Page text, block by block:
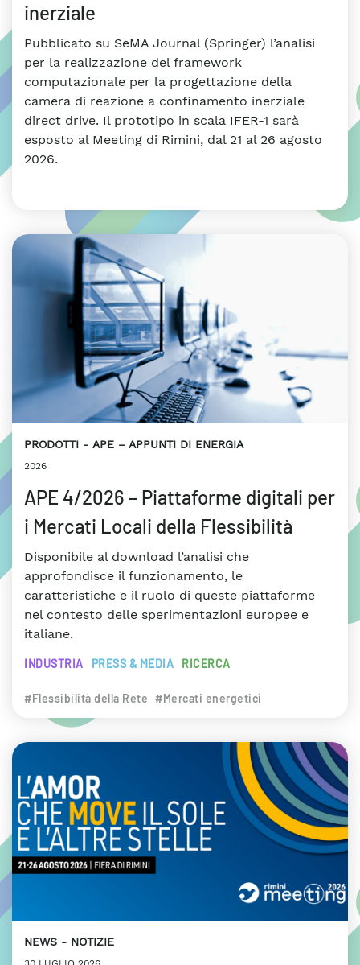
inerziale
Pubblicato su SeMA Journal (Springer) l’analisi
per la realizzazione del framework
computazionale per la progettazione della
camera di reazione a confinamento inerziale
direct drive. Il prototipo in scala IFER-1 sarà
esposto al Meeting di Rimini, dal 21 al 26 agosto
2026.
PRODOTTI APE – APPUNTI DI ENERGIA
2026
APE 4/2026 – Piattaforme digitali per
i Mercati Locali della Flessibilità
Disponibile al download l’analisi che
approfondisce il funzionamento, le
caratteristiche e il ruolo di queste piattaforme
nel contesto delle sperimentazioni europee e
italiane.
INDUSTRIA PRESS & MEDIA RICERCA
#Flessibilità della Rete #Mercati energetici
NEWS NOTIZIE